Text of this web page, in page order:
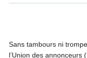
Sans tambours ni
l’Union des annonceurs